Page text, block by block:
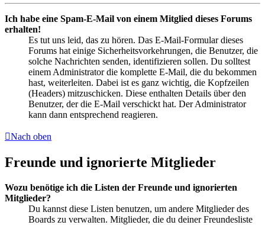
Ich habe eine Spam-E-Mail von einem Mitglied dieses Forums
erhalten!
Es tut uns leid, das zu hören. Das E-Mail-Formular dieses
Forums hat einige Sicherheitsvorkehrungen, die Benutzer, die
solche Nachrichten senden, identifizieren sollen. Du solltest
einem Administrator die komplette E-Mail, die du bekommen
hast, weiterleiten. Dabei ist es ganz wichtig, die Kopfzeilen
(Headers) mitzuschicken. Diese enthalten Details über den
Benutzer, der die E-Mail verschickt hat. Der Administrator
kann dann entsprechend reagieren.
Nach oben
Freunde und ignorierte Mitglieder
Wozu benötige ich die Listen der Freunde und ignorierten
Mitglieder?
Du kannst diese Listen benutzen, um andere Mitglieder des
Boards zu verwalten. Mitglieder, die du deiner Freundesliste